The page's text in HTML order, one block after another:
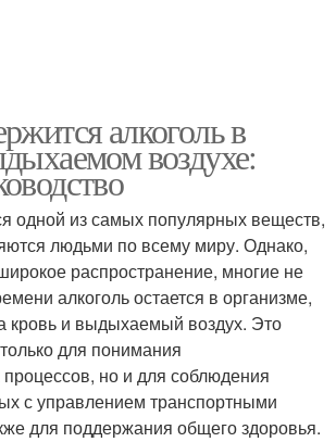
алкоголь в
воздухе:
одной из самых популярных веществ,
людьми по всему миру. Однако,
распространение, многие не
алкоголь остается в организме,
кровь и выдыхаемый воздух. Это
для понимания
но и для соблюдения
с управлением транспортными
для поддержания общего здоровья.